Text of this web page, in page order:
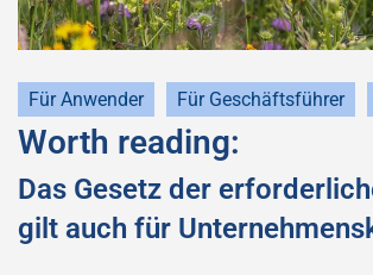
Für Anwender Für Geschäftsführer
Worth reading:
Das Gesetz der
gilt auch für